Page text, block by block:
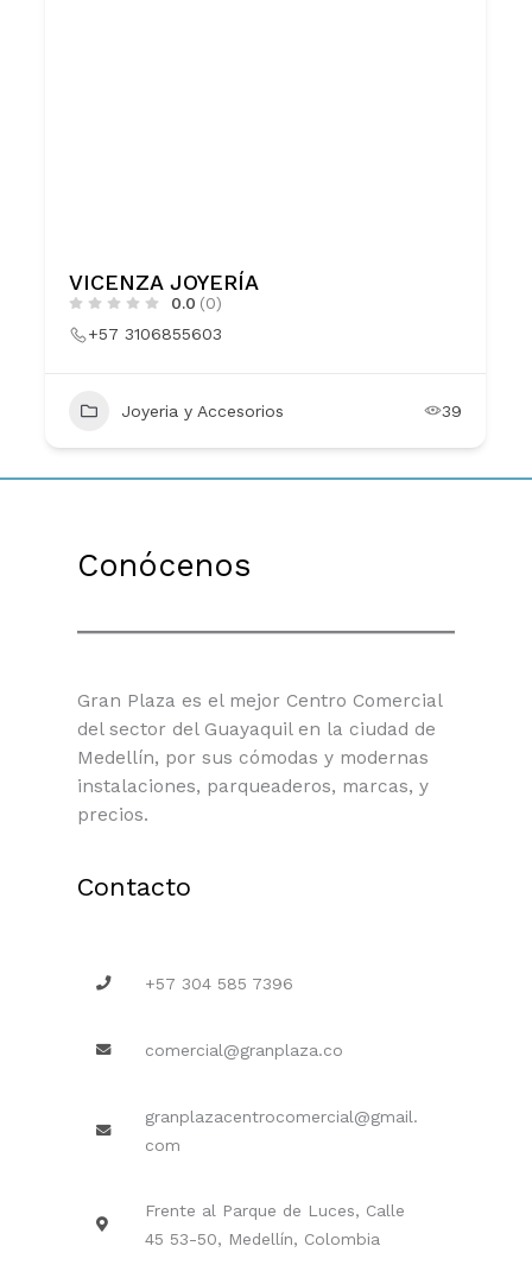
VICENZA JOYERÍA
0.0 (0)
+57 3106855603
Joyeria y Accesorios 39
Conócenos
Gran Plaza es el mejor Centro Comercial
del sector del Guayaquil en la ciudad de
Medellín, por sus cómodas y modernas
instalaciones, parqueaderos, marcas, y
precios.
Contacto
+57 304 585 7396
comercial@granplaza.co
granplazacentrocomercial@gmail.
com
Frente al Parque de Luces, Calle
45 53-50, Medellín, Colombia